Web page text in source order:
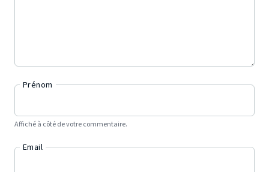
Prénom
Affiché à côté de votre commentaire.
Email